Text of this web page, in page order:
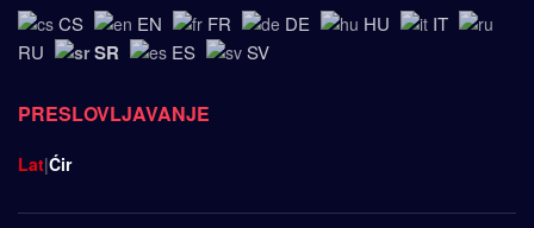
CS EN FR DE HU
IT
RU
SR ES SV
PRESLOVLJAVANJE
Lat|Ćir